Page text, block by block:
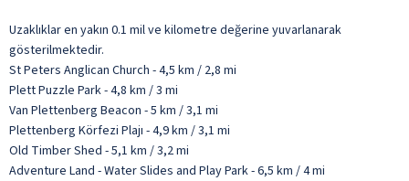
Uzaklıklar en yakın 0.1 mil ve kilometre değerine yuvarlanarak
gösterilmektedir.
St Peters Anglican Church - 4,5 km / 2,8 mi
Plett Puzzle Park - 4,8 km / 3 mi
Van Plettenberg Beacon - 5 km / 3,1 mi
Plettenberg Körfezi Plajı - 4,9 km / 3,1 mi
Old Timber Shed - 5,1 km / 3,2 mi
Adventure Land - Water Slides and Play Park - 6,5 km / 4 mi